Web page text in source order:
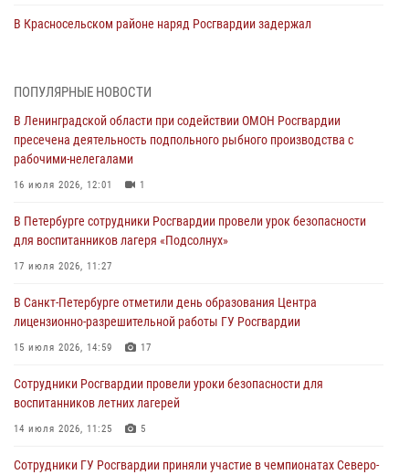
В Красносельском районе наряд Росгвардии задержал
06 августа 2026, 13:39 1
В Центральном районе росгвардейцы оперативно задержали
хулигана, стрелявшего из пускового устройства рядом с жилыми
домами
06 августа 2026, 11:36
Сотрудники и военнослужащие Росгвардии обеспечили
правопорядок при проведении матча "Зенит" - "Балтика"
06 августа 2026, 07:30
В Выборгском районе наряд Росгвардии обнаружил
разыскиваемый преступный автотранспорт
05 августа 2026, 12:25 2
Петербургские росгвардейцы обнаружили объявленный в розыск
автомобиль, ранее использовавшийся при совершении кражи в
Ленобласти
ПОПУЛЯРНЫЕ НОВОСТИ
В Ленинградской области при содействии ОМОН Росгвардии
пресечена деятельность подпольного рыбного производства с
рабочими-нелегалами
16 июля 2026, 12:01 1
В Петербурге сотрудники Росгвардии провели урок безопасности
для воспитанников лагеря «Подсолнух»
17 июля 2026, 11:27
В Санкт-Петербурге отметили день образования Центра
лицензионно-разрешительной работы ГУ Росгвардии
15 июля 2026, 14:59 17
Сотрудники Росгвардии провели уроки безопасности для
воспитанников летних лагерей
14 июля 2026, 11:25 5
Сотрудники ГУ Росгвардии приняли участие в чемпионатах Северо-